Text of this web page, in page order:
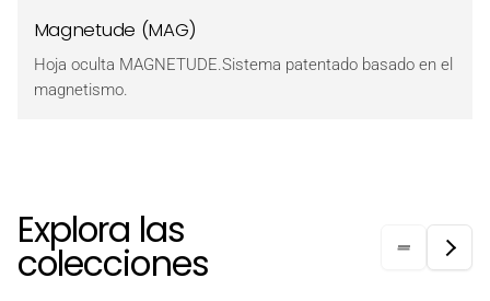
Magnetude (MAG)
Hoja oculta MAGNETUDE.Sistema patentado basado en el
magnetismo.
Explora las
colecciones